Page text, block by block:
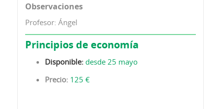
Observaciones
Profesor: Ángel
Principios de economía
Disponible: desde 25 mayo
Precio: 125 €